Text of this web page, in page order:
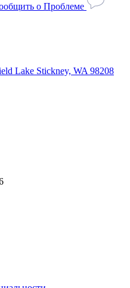
о Проблеме
Lake Stickney, WA 98208